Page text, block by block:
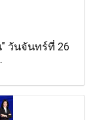
วันจันทร์ที่ 26